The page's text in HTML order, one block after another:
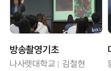
방송촬영기초
나사렛대학교 김철현